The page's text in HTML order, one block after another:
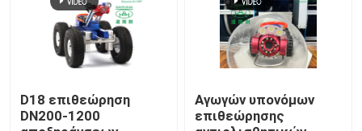
Συσκευαστής σωλήνων
D18 επιθεώρηση
DN200-1200
Αγωγών υπονόμων
επιθεώρησης